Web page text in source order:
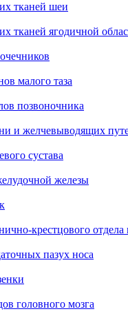
тканей шеи
тканей ягодичной
малого таза
позвоночника
и желчевыводящих
сустава
железы
крестцового отдела
пазух носа
головного мозга